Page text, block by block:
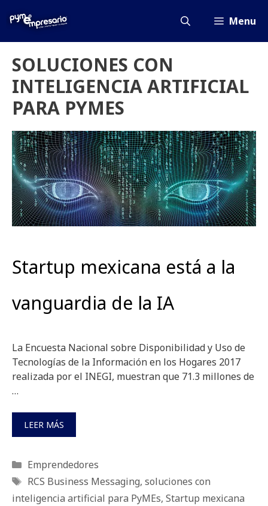
Menu
SOLUCIONES CON
INTELIGENCIA ARTIFICIAL
PARA PYMES
Startup mexicana está a la
vanguardia de la IA
La Encuesta Nacional sobre Disponibilidad y Uso de
Tecnologías de la Información en los Hogares 2017
realizada por el INEGI, muestran que 71.3 millones de
…
LEER MÁS
Categorías
Emprendedores
Etiquetas
RCS Business Messaging, soluciones con
inteligencia artificial para PyMEs, Startup mexicana